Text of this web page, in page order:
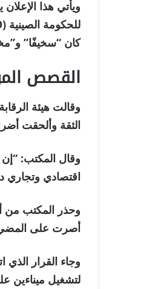
ويأتي هذا
كان “سخيفًا”
القصص
قائمة
من
عناصر
نهاية
القائمة
وقالت هيئة
الثقة وألحقت
وقال المكتب: “إن
اقتصادي وتجاري
وحذر المكتب من
أصرت على
وجاء القرار الذي
لتشغيل ميناءين